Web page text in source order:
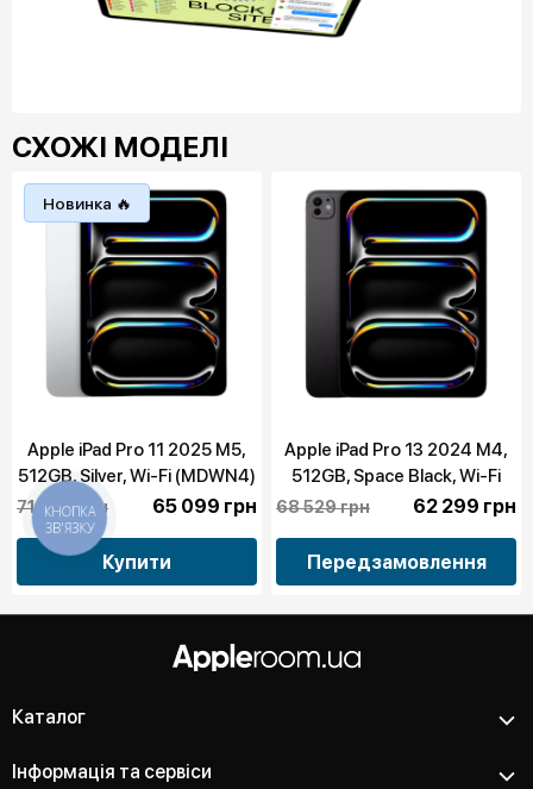
СХОЖІ МОДЕЛІ
Новинка 🔥
Apple iPad Pro 11 2025 M5,
512GB, Silver, Wi-Fi (MDWN4)
71 609 грн 65 099 грн
Купити
Apple iPad Pro 13 2024 M4,
512GB, Space Black, Wi-Fi
(MVX43)
68 529 грн 62 299 грн
Передзамовлення
Каталог
Інформація та сервіси
КНОПКА
ЗВ'ЯЗКУ